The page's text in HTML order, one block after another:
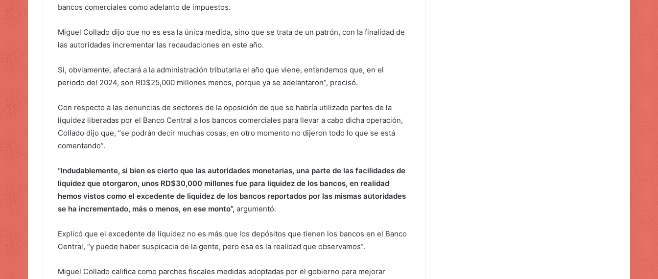
bancos comerciales como adelanto de impuestos.
Miguel Collado dijo que no es esa la única medida, sino que se trata de un patrón, con la finalidad de
las autoridades incrementar las recaudaciones en este año.
Si, obviamente, afectará a la administración tributaria el año que viene, entendemos que, en el
periodo del 2024, son RD$25,000 millones menos, porque ya se adelantaron”, precisó.
Con respecto a las denuncias de sectores de la oposición de que se habría utilizado partes de la
liquidez liberadas por el Banco Central a los bancos comerciales para llevar a cabo dicha operación,
Collado dijo que, “se podrán decir muchas cosas, en otro momento no dijeron todo lo que se está
comentando”.
“Indudablemente, si bien es cierto que las autoridades monetarias, una parte de las facilidades de
liquidez que otorgaron, unos RD$30,000 millones fue para liquidez de los bancos, en realidad
hemos vistos como el excedente de liquidez de los bancos reportados por las mismas autoridades
se ha incrementado, más o menos, en ese monto”, argumentó.
Explicó que el excedente de liquidez no es más que los depósitos que tienen los bancos en el Banco
Central, “y puede haber suspicacia de la gente, pero esa es la realidad que observamos”.
Miguel Collado califica como parches fiscales medidas adoptadas por el gobierno para mejorar